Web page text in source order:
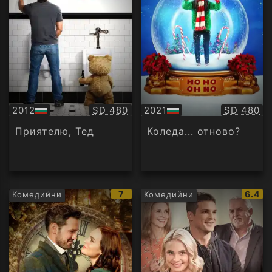
2012
БГ
аудио
Качество:
SD 480
Приятелю, Тед
2021
БГ
аудио
SD 480
Коледа... отново?
Комедийни
IMDb
рейтинг:
7 Комедийни
IMDb
6.4